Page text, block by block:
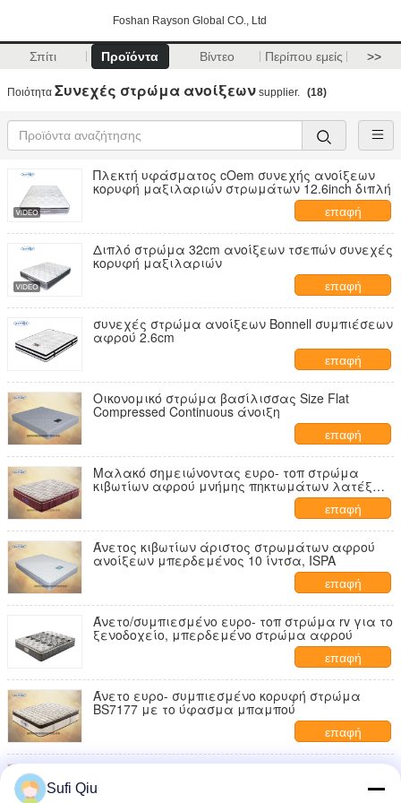
Foshan Rayson Global CO., Ltd
Σπίτι Προϊόντα Βίντεο Περίπου εμείς >>
Ποιότητα Συνεχές στρώμα ανοίξεων supplier. (18)
Πλεκτή υφάσματος cOem συνεχής ανοίξεων
κορυφή μαξιλαριών στρωμάτων 12.6inch διπλή
επαφή
Διπλό στρώμα 32cm ανοίξεων τσεπών συνεχές
κορυφή μαξιλαριών
επαφή
συνεχές στρώμα ανοίξεων Bonnell συμπιέσεων
αφρού 2.6cm
επαφή
Οικονομικό στρώμα βασίλισσας Size Flat
Compressed Continuous άνοιξη
επαφή
Μαλακό σημειώνοντας ευρο- τοπ στρώμα
κιβωτίων αφρού μνήμης πηκτωμάτων λατέξ
για τον καλυπτόμενο από ρείκια ύπνο
επαφή
Άνετος κιβωτίων άριστος στρωμάτων αφρού
ανοίξεων μπερδεμένος 10 ίντσα, ISPA
επαφή
Άνετο/συμπιεσμένο ευρο- τοπ στρώμα rv για το
ξενοδοχείο, μπερδεμένο στρώμα αφρού
επαφή
Άνετο ευρο- συμπιεσμένο κορυφή στρώμα
BS7177 με το ύφασμα μπαμπού
επαφή
Μοντέρνος συμπιεσμένος άριστος στρωμάτων
ξενοδοχείων επίπλων κρεβατοκάμαρων 14
ίντσες
Sufi Qiu